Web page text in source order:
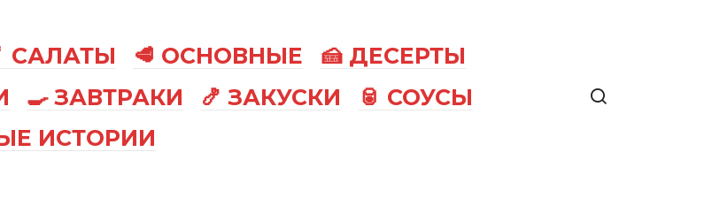
САЛАТЫ 🥩 ОСНОВНЫЕ
🍰 ДЕСЕРТЫ
🍳 ЗАВТРАКИ 🍤 ЗАКУСКИ
🥫 СОУСЫ
ИСТОРИИ